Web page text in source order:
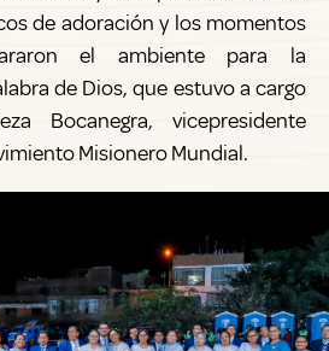
de adoración y los momentos
el ambiente para la
de Dios, que estuvo a cargo
Bocanegra, vicepresidente
Misionero Mundial.